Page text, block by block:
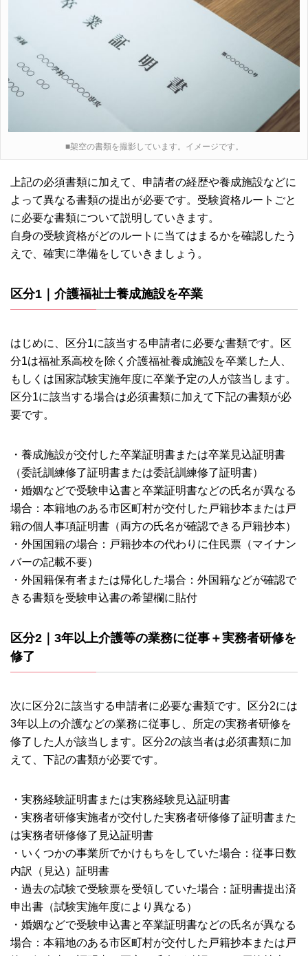
■架空の書類を撮影しています。イメージです。
上記の必須書類に加えて、申請者の経歴や養成施設などに
よって異なる書類の提出が必要です。受験資格ルートごと
に必要な書類について説明していきます。
自身の受験資格がどのルートに当てはまるかを確認したう
えで、確実に準備をしていきましょう。
区分1｜介護福祉士養成施設を卒業
はじめに、区分1に該当する申請者に必要な書類です。区
分1は福祉系高校を除く介護福祉養成施設を卒業した人、
もしくは国家試験実施年度に卒業予定の人が該当します。
区分1に該当する場合は必須書類に加えて下記の書類が必
要です。
・養成施設が交付した卒業証明書または卒業見込証明書
（委託訓練修了証明書または委託訓練修了証明書）
・婚姻などで受験申込書と卒業証明書などの氏名が異なる
場合：本籍地のある市区町村が交付した戸籍抄本または戸
籍の個人事項証明書（両方の氏名が確認できる戸籍抄本）
・外国国籍の場合：戸籍抄本の代わりに住民票（マイナン
バーの記載不要）
・外国籍保有者または帰化した場合：外国籍などが確認で
きる書類を受験申込書の希望欄に貼付
区分2｜3年以上介護等の業務に従事＋実務者研修を
修了
次に区分2に該当する申請者に必要な書類です。区分2には
3年以上の介護などの業務に従事し、所定の実務者研修を
修了した人が該当します。区分2の該当者は必須書類に加
えて、下記の書類が必要です。
・実務経験証明書または実務経験見込証明書
・実務者研修実施者が交付した実務者研修修了証明書また
は実務者研修修了見込証明書
・いくつかの事業所でかけもちをしていた場合：従事日数
内訳（見込）証明書
・過去の試験で受験票を受領していた場合：証明書提出済
申出書（試験実施年度により異なる）
・婚姻などで受験申込書と卒業証明書などの氏名が異なる
場合：本籍地のある市区町村が交付した戸籍抄本または戸